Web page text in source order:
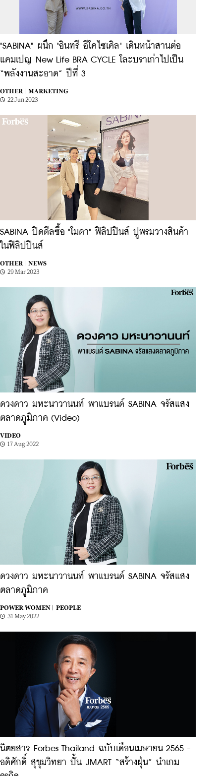
"SABINA" ผนึก "อินทรี อีโคไซเคิล" เดินหน้าสานต่อ
แคมเปญ New Life BRA CYCLE โละบราเก่าไปเป็น
“พลังงานสะอาด” ปีที่ 3
OTHER |
MARKETING
22 Jun 2023
SABINA ปิดดีลซื้อ "โมดา" ฟิลิปปินส์ ปูพรมวางสินค้า
ในฟิลิปปินส์
OTHER |
NEWS
29 Mar 2023
ดวงดาว มหะนาวานนท์ พาแบรนด์ SABINA จรัสแสง
ตลาดภูมิภาค (Video)
VIDEO
17 Aug 2022
ดวงดาว มหะนาวานนท์ พาแบรนด์ SABINA จรัสแสง
ตลาดภูมิภาค
POWER WOMEN |
PEOPLE
31 May 2022
นิตยสาร Forbes Thailand ฉบับเดือนเมษายน 2565 -
อดิศักดิ์ สุขุมวิทยา ปั้น JMART “สร้างฝุ่น” นำเกม